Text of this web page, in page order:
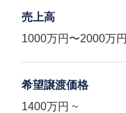
売上高
1000万円〜2000万円
希望譲渡価格
1400万円 ~